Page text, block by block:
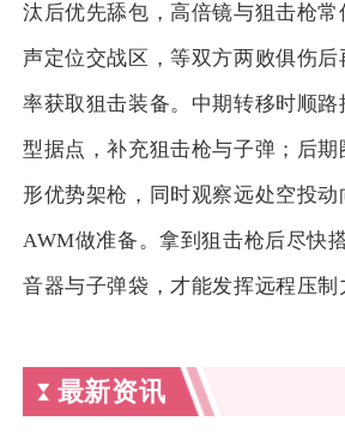
汰后优先舔包，高倍镜与狙击枪
声定位交战区，等双方两败俱伤
率获取狙击装备。中期转移时顺
型据点，补充狙击枪与子弹；后
形优势架枪，同时观察远处空投动
AWM做准备。拿到狙击枪后尽快
音器与子弹袋，才能发挥远程压制
最新资讯